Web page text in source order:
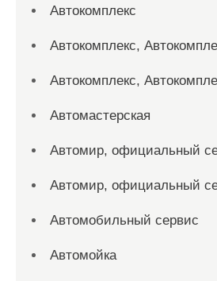
Автокомплекс
Автокомплекс,
Автокомплекс,
Автомастерская
Автомир, официальный
Автомир, официальный
Автомобильный сервис
Автомойка